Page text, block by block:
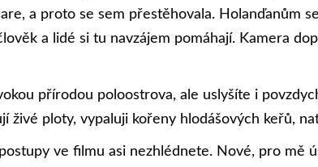
a proto se sem přestěhovala. Holanďanům
a lidé si tu navzájem pomáhají. Kamera
přírodou poloostrova, ale uslyšíte i
živé ploty, vypaluji kořeny hlodášových keřů,
ve filmu asi nezhlédnete. Nové, pro mě